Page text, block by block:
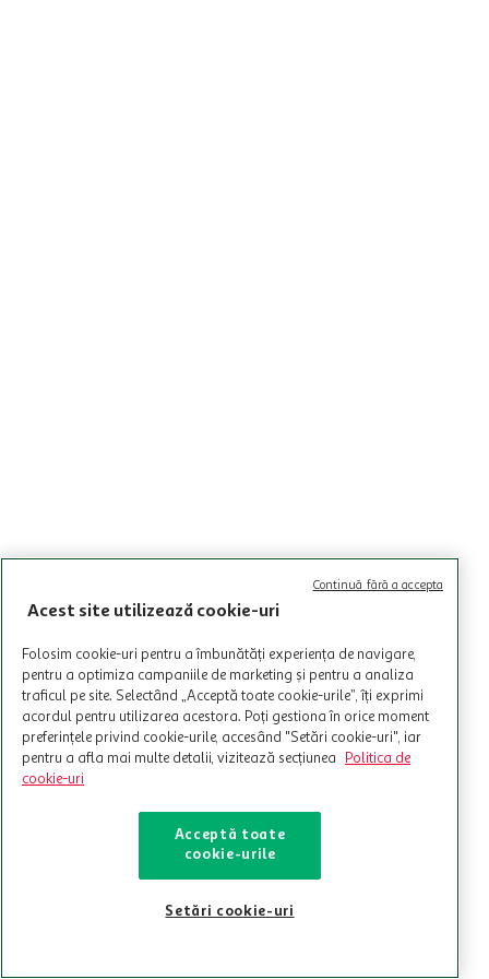
Acest site utilizează cookie-uri
Folosim cookie-uri pentru a îmbunătăți experiența de navigare,
pentru a optimiza campaniile de marketing și pentru a analiza
traficul pe site. Selectând „Acceptă toate cookie-urile”, îți exprimi
acordul pentru utilizarea acestora. Poți gestiona în orice moment
preferințele privind cookie-urile, accesând "Setări cookie-uri", iar
pentru a afla mai multe detalii, vizitează secțiunea
Politica de
cookie-uri
Acceptă toate
cookie-urile
Setări cookie-uri
Continuă fără a accepta